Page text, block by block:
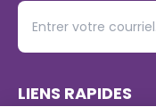
LIENS RAPIDES